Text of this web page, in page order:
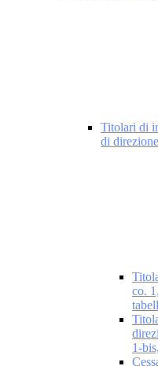
Titolari di
di
co.
1-